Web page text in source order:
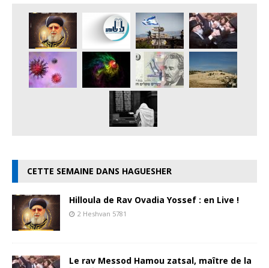
CETTE SEMAINE DANS HAGUESHER
Hilloula de Rav Ovadia Yossef : en Live !
2 Heshvan 5781
Le rav Messod Hamou zatsal, maître de la